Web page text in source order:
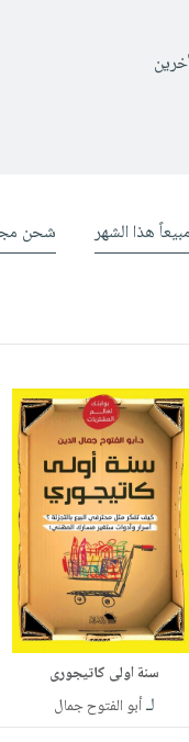
هذا الشهر شحن
سنة اولى كاتيجورى
لـأبو الفتوح جمال